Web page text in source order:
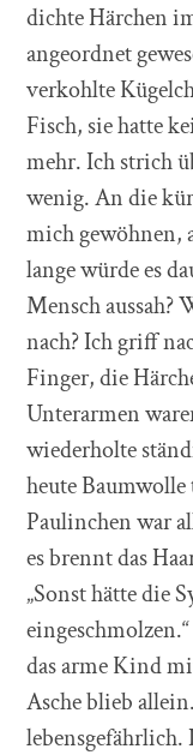
dichte Härchen
angeordnet
verkohlte
Fisch, sie hatte
mehr. Ich strich
wenig. An die
mich gewöhnen,
lange würde es
Mensch aussah?
nach? Ich griff
Finger, die
Unterarmen
wiederholte
heute
Paulinchen war
es brennt das
„Sonst hätte die
das arme Kind
Asche blieb
lebensgefährlich.